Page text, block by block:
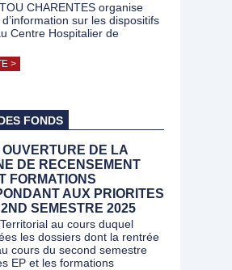
CHARENTES organise
sur les dispositifs
Centre Hospitalier de
:
>
FONDS
DE LA
DE RECENSEMENT
FORMATIONS
AUX PRIORITES
SEMESTRE 2025
au cours duquel
les dossiers dont la rentrée
cours du second semestre
EP et les formations